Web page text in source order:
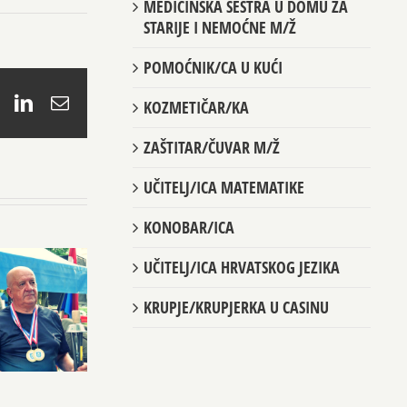
LinkedIn
Email
MEDICINSKA SESTRA U DOMU ZA
STARIJE I NEMOĆNE M/Ž
POMOĆNIK/CA U KUĆI
KOZMETIČAR/KA
ZAŠTITAR/ČUVAR M/Ž
UČITELJ/ICA MATEMATIKE
KONOBAR/ICA
UČITELJ/ICA HRVATSKOG JEZIKA
KRUPJE/KRUPJERKA U CASINU